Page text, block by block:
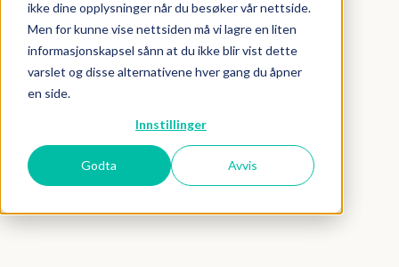
ikke dine opplysninger når du besøker vår nettside.
Men for kunne vise nettsiden må vi lagre en liten
informasjonskapsel sånn at du ikke blir vist dette
varslet og disse alternativene hver gang du åpner
en side.
Innstillinger
Godta Avvis